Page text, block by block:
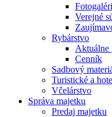
Verejné
Rybárstvo
Aktuálne
Cenník
Sadbový
Turistické a
Včelárstvo
Správa majetku
Predaj majetku